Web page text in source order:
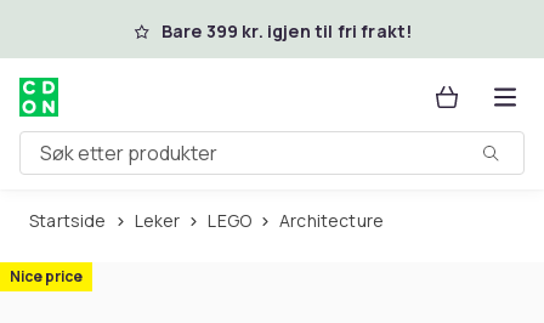
Hopp til hovedinnholdBare 399 kr. igjen til fri frakt!
Søk etter produkter
Startside Leker LEGO Architecture
Nice price